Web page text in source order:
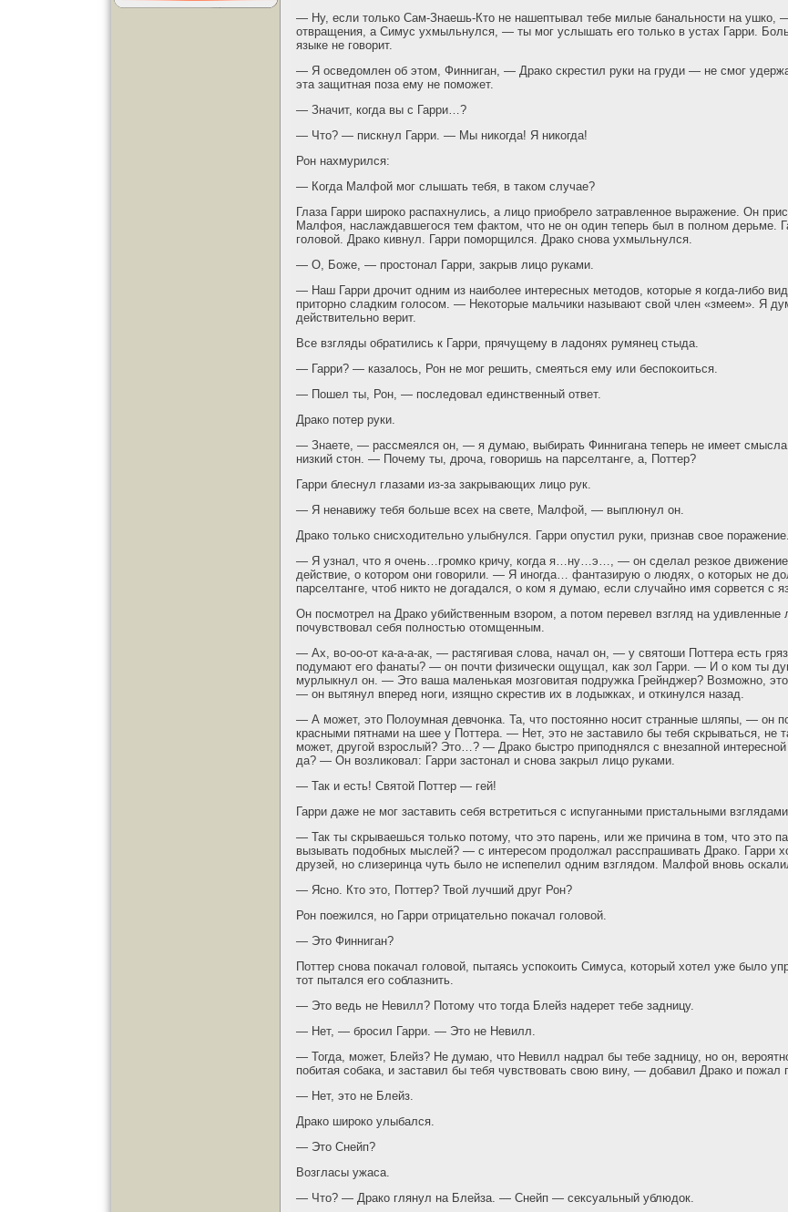
— Ну, если только Сам-Знаешь-Кто не нашептывал тебе милые банальности на ушко,
отвращения, а Симус ухмыльнулся, — ты мог услышать его только в устах Гарри.
языке не говорит.
— Я осведомлен об этом, Финниган, — Драко скрестил руки на груди — не смог
эта защитная поза ему не поможет.
— Значит, когда вы с Гарри…?
— Что? — пискнул Гарри. — Мы никогда! Я никогда!
Рон нахмурился:
— Когда Малфой мог слышать тебя, в таком случае?
Глаза Гарри широко распахнулись, а лицо приобрело затравленное выражение. Он
Малфоя, наслаждавшегося тем фактом, что не он один теперь был в полном дерьме.
головой. Драко кивнул. Гарри поморщился. Драко снова ухмыльнулся.
— О, Боже, — простонал Гарри, закрыв лицо руками.
— Наш Гарри дрочит одним из наиболее интересных методов, которые я когда-либо
приторно сладким голосом. — Некоторые мальчики называют свой член «змеем». Я
действительно верит.
Все взгляды обратились к Гарри, прячущему в ладонях румянец стыда.
— Гарри? — казалось, Рон не мог решить, смеяться ему или беспокоиться.
— Пошел ты, Рон, — последовал единственный ответ.
Драко потер руки.
— Знаете, — рассмеялся он, — я думаю, выбирать Финнигана теперь не имеет
низкий стон. — Почему ты, дроча, говоришь на парселтанге, а, Поттер?
Гарри блеснул глазами из-за закрывающих лицо рук.
— Я ненавижу тебя больше всех на свете, Малфой, — выплюнул он.
Драко только снисходительно улыбнулся. Гарри опустил руки, признав свое поражение.
— Я узнал, что я очень…громко кричу, когда я…ну…э…, — он сделал резкое
действие, о котором они говорили. — Я иногда… фантазирую о людях, о которых не
парселтанге, чтоб никто не догадался, о ком я думаю, если случайно имя сорвется с
Он посмотрел на Драко убийственным взором, а потом перевел взгляд на
почувствовал себя полностью отомщенным.
— Ах, во-оо-от ка-а-а-ак, — растягивая слова, начал он, — у святоши Поттера есть
подумают его фанаты? — он почти физически ощущал, как зол Гарри. — И о ком ты
мурлыкнул он. — Это ваша маленькая мозговитая подружка Грейнджер? Возможно,
— он вытянул вперед ноги, изящно скрестив их в лодыжках, и откинулся назад.
— А может, это Полоумная девчонка. Та, что постоянно носит странные шляпы, — он
красными пятнами на шее у Поттера. — Нет, это не заставило бы тебя скрываться, не
может, другой взрослый? Это…? — Драко быстро приподнялся с внезапной
да? — Он возликовал: Гарри застонал и снова закрыл лицо руками.
— Так и есть! Святой Поттер — гей!
Гарри даже не мог заставить себя встретиться с испуганными пристальными
— Так ты скрываешься только потому, что это парень, или же причина в том, что это
вызывать подобных мыслей? — с интересом продолжал расспрашивать Драко. Гарри
друзей, но слизеринца чуть было не испепелил одним взглядом. Малфой вновь
— Ясно. Кто это, Поттер? Твой лучший друг Рон?
Рон поежился, но Гарри отрицательно покачал головой.
— Это Финниган?
Поттер снова покачал головой, пытаясь успокоить Симуса, который хотел уже было
тот пытался его соблазнить.
— Это ведь не Невилл? Потому что тогда Блейз надерет тебе задницу.
— Нет, — бросил Гарри. — Это не Невилл.
— Тогда, может, Блейз? Не думаю, что Невилл надрал бы тебе задницу, но он,
побитая собака, и заставил бы тебя чувствовать свою вину, — добавил Драко и пожал
— Нет, это не Блейз.
Драко широко улыбался.
— Это Снейп?
Возгласы ужаса.
— Что? — Драко глянул на Блейза. — Снейп — сексуальный ублюдок.